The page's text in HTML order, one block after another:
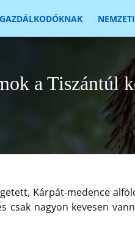
GAZDÁLKODÓKNAK
a Tiszántúl
Kárpát-medence
csak nagyon kevesen